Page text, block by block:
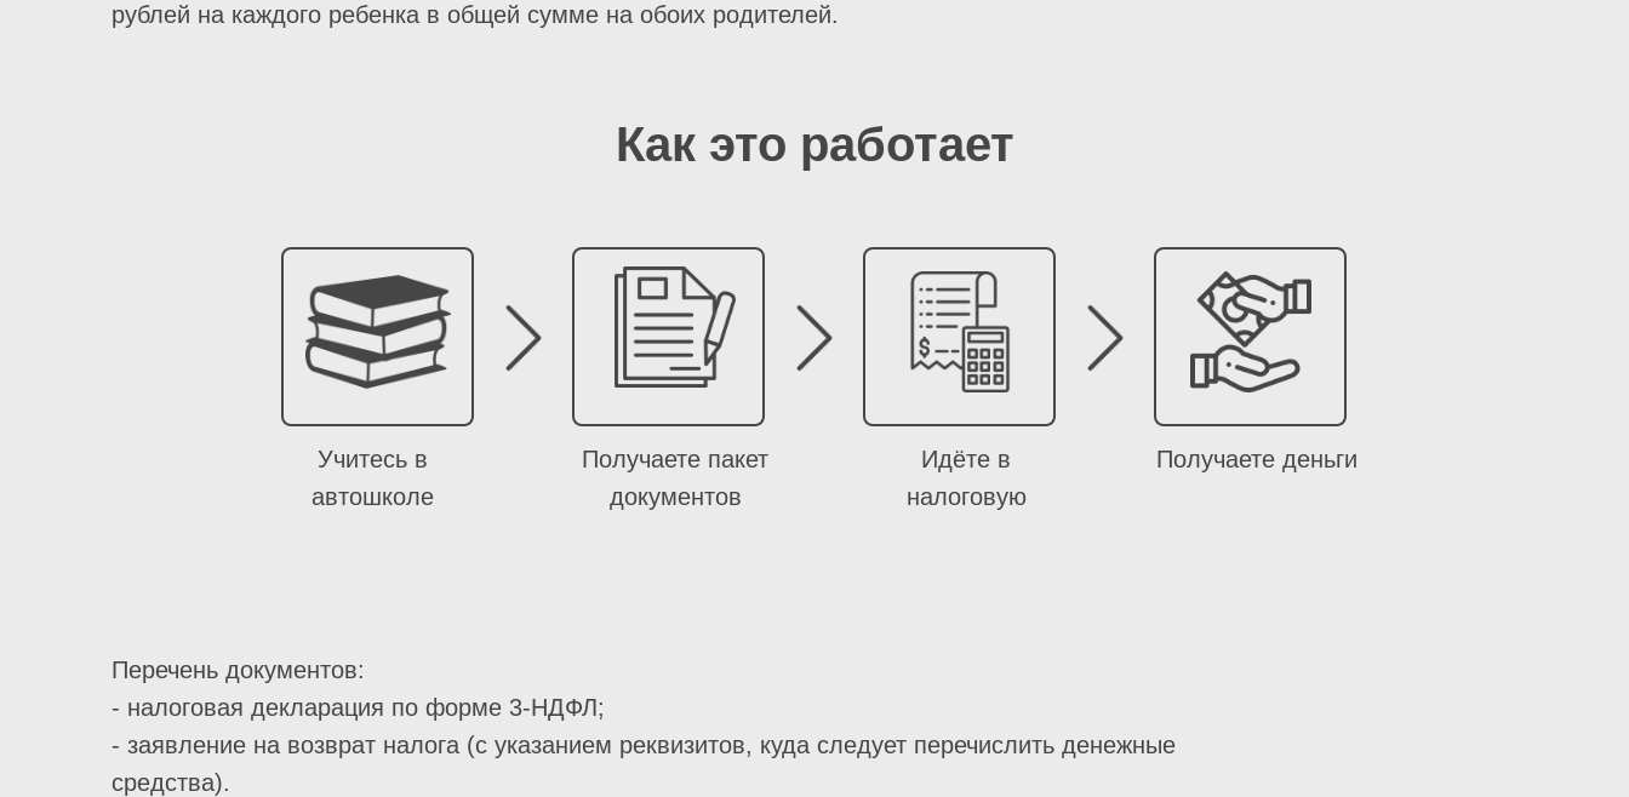
рублей на каждого ребенка в общей сумме на обоих родителей.
Как это работает
Учитесь в
автошколе
Получаете пакет
документов
Идёте в
налоговую
Получаете деньги
Перечень документов:
- налоговая декларация по форме 3-НДФЛ;
- заявление на возврат налога (с указанием реквизитов, куда следует перечислить денежные
средства).